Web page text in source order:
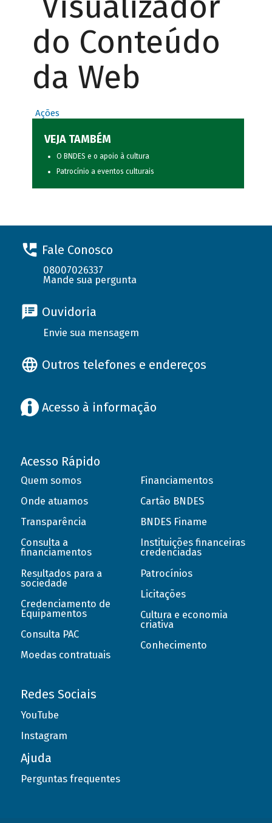
do Conteúdo
da Web
Ações
VEJA TAMBÉM
O BNDES e o apoio à cultura
Patrocínio a eventos culturais
Fale Conosco
08007026337
Mande sua pergunta
Ouvidoria
Envie sua mensagem
Outros telefones e endereços
Acesso à informação
Acesso Rápido
Quem somos
Onde atuamos
Transparência
Consulta a
financiamentos
Resultados para a
sociedade
Credenciamento de
Equipamentos
Consulta PAC
Moedas contratuais
Financiamentos
Cartão BNDES
BNDES Finame
Instituições financeiras
credenciadas
Patrocínios
Licitações
Cultura e economia
criativa
Conhecimento
Redes Sociais
YouTube
Instagram
Ajuda
Perguntas frequentes